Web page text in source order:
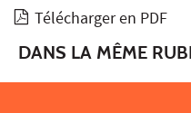
Télécharger en PDF
DANS LA MÊME